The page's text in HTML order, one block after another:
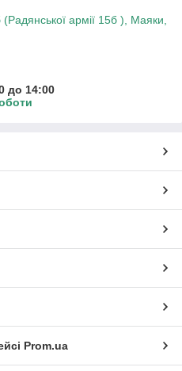
армії 15б ), Маяки,
до 14:00
Prom.ua